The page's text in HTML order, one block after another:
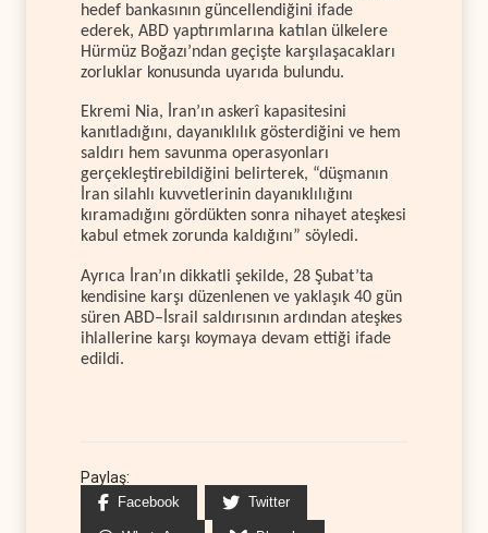
hedef bankasının güncellendiğini ifade
ederek, ABD yaptırımlarına katılan ülkelere
Hürmüz Boğazı’ndan geçişte karşılaşacakları
zorluklar konusunda uyarıda bulundu.
Ekremi Nia, İran’ın askerî kapasitesini
kanıtladığını, dayanıklılık gösterdiğini ve hem
saldırı hem savunma operasyonları
gerçekleştirebildiğini belirterek, “düşmanın
İran silahlı kuvvetlerinin dayanıklılığını
kıramadığını gördükten sonra nihayet ateşkesi
kabul etmek zorunda kaldığını” söyledi.
Ayrıca İran’ın dikkatli şekilde, 28 Şubat’ta
kendisine karşı düzenlenen ve yaklaşık 40 gün
süren ABD–İsrail saldırısının ardından ateşkes
ihlallerine karşı koymaya devam ettiği ifade
edildi.
Paylaş:
Facebook Twitter